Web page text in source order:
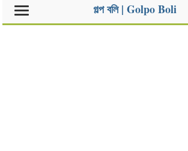
গল্প বলি | Golpo Boli